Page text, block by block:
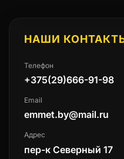
НАШИ
Телефон
+375(29)666-91-98
Email
emmet.by@mail.ru
Адрес
пер-к Северный 17